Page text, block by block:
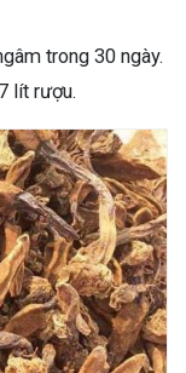
trong 30 ngày.
lít rượu.